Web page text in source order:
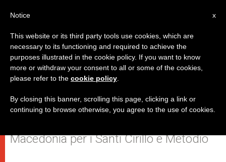
Benedetto XVI: il Vangelo, fonte
di convivenza e identità culturale
Macedonia per i Santi Cirillo e Metodio
x
Notice
This website or its third party tools use cookies, which are
necessary to its functioning and required to achieve the
purposes illustrated in the cookie policy. If you want to know
more or withdraw your consent to all or some of the cookies,
please refer to the cookie policy
By closing this banner, scrolling this page, clicking a link or
continuing to browse otherwise, you agree to the use of cookies.